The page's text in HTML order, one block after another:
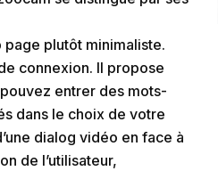
plutôt minimaliste.
connexion. Il propose
entrer des mots-
dans le choix de votre
dialog vidéo en face à
de l’utilisateur,